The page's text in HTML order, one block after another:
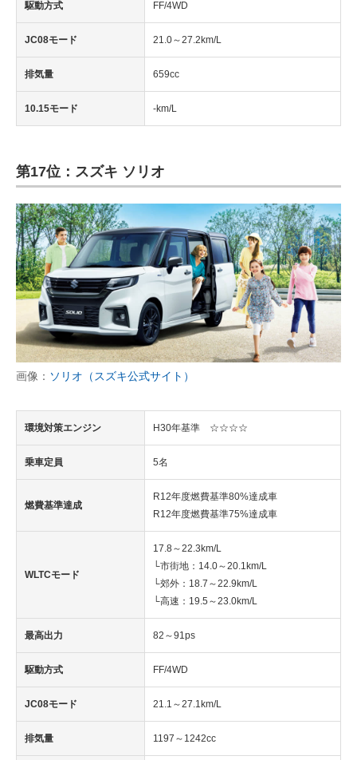
駆動方式 FF/4WD
JC08モード 21.0～27.2km/L
排気量 659cc
10.15モード -km/L
第17位：スズキ ソリオ
画像： ソリオ（スズキ公式サイト）
環境対策エンジン H30年基準 ☆☆☆☆
乗車定員 5名
燃費基準達成
R12年度燃費基準80%達成車
R12年度燃費基準75%達成車
WLTCモード
17.8～22.3km/L
└市街地：14.0～20.1km/L
└郊外：18.7～22.9km/L
└高速：19.5～23.0km/L
最高出力 82～91ps
駆動方式 FF/4WD
JC08モード 21.1～27.1km/L
排気量 1197～1242cc